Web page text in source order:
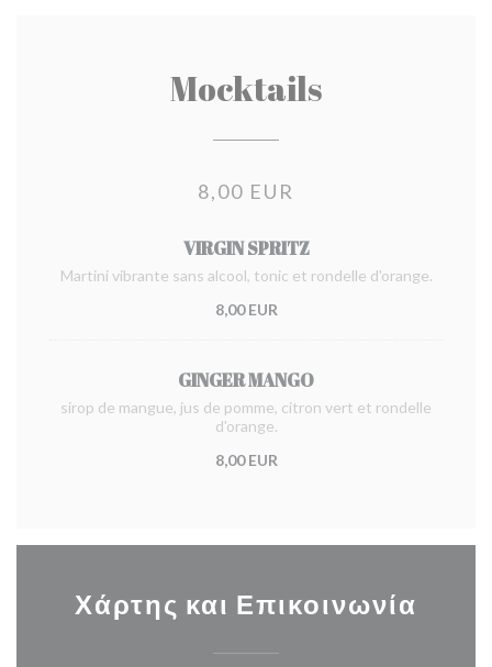
Mocktails
8,00 EUR
VIRGIN SPRITZ
Martini vibrante sans alcool, tonic et rondelle d'orange.
8,00 EUR
GINGER MANGO
sirop de mangue, jus de pomme, citron vert et rondelle
d'orange.
8,00 EUR
Χάρτης και Επικοινωνία